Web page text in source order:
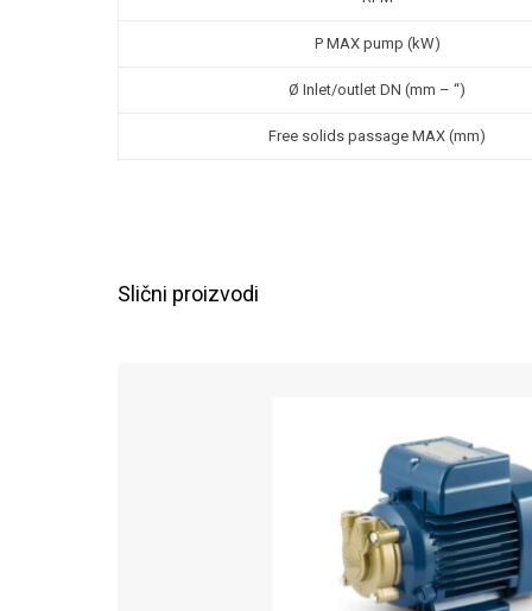
P MAX pump (kW)
Ø Inlet/outlet DN (mm – “)
Free solids passage MAX (mm)
Slični proizvodi